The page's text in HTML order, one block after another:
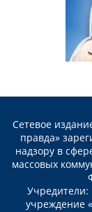
Сетевое
правда»
надзору в
массовых
Учредители:
учреждение